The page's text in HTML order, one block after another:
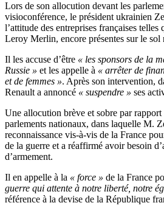
Lors de son allocution devant les
visioconférence, le président ukrainien
l’attitude des entreprises françaises
Leroy Merlin, encore présentes sur le sol
Il les accuse d’être « les sponsors de la
Russie » et les appelle à « arrêter de
et de femmes ». Après son intervention,
Renault a annoncé « suspendre » ses
Une allocution brève et sobre par rapport
parlements nationaux, dans laquelle M.
reconnaissance vis-à-vis de la France
de la guerre et a réaffirmé avoir besoin
d’armement.
Il en appelle à la « force » de la France
guerre qui attente à notre liberté, notre
référence à la devise de la République